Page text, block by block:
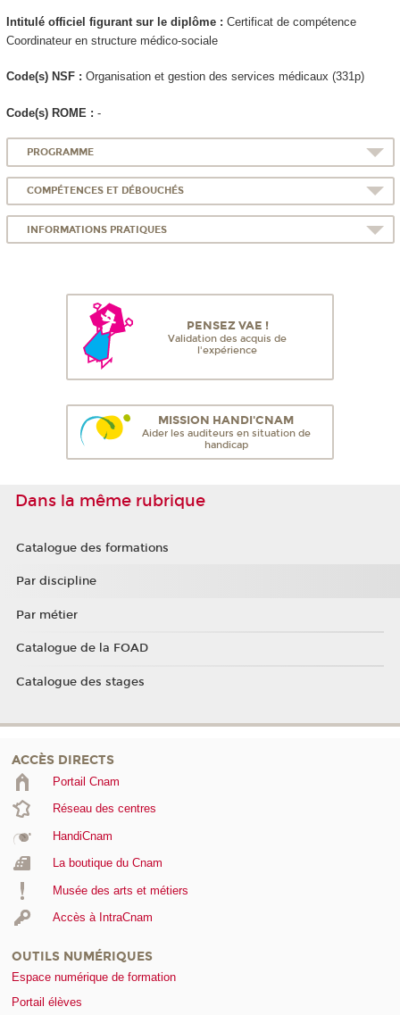
Intitulé officiel figurant sur le diplôme : Certificat de compétence
Coordinateur en structure médico-sociale
Code(s) NSF : Organisation et gestion des services médicaux (331p)
Code(s) ROME : -
PROGRAMME
COMPÉTENCES ET DÉBOUCHÉS
INFORMATIONS PRATIQUES
PENSEZ VAE !
Validation des acquis de
l'expérience
MISSION HANDI'CNAM
Aider les auditeurs en situation de
handicap
Dans la même rubrique
Catalogue des formations
Par discipline
Par métier
Catalogue de la FOAD
Catalogue des stages
ACCÈS DIRECTS
Portail Cnam
Réseau des centres
HandiCnam
La boutique du Cnam
Musée des arts et métiers
Accès à IntraCnam
OUTILS NUMÉRIQUES
Espace numérique de formation
Portail élèves